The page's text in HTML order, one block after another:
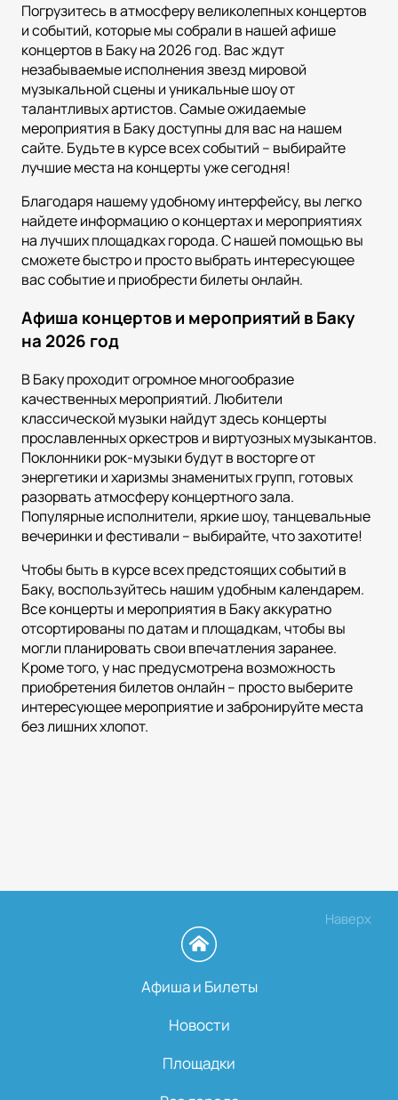
Погрузитесь в атмосферу великолепных концертов
и событий, которые мы собрали в нашей афише
концертов в Баку на 2026 год. Вас ждут
незабываемые исполнения звезд мировой
музыкальной сцены и уникальные шоу от
талантливых артистов. Самые ожидаемые
мероприятия в Баку доступны для вас на нашем
сайте. Будьте в курсе всех событий – выбирайте
лучшие места на концерты уже сегодня!
Благодаря нашему удобному интерфейсу, вы легко
найдете информацию о концертах и мероприятиях
на лучших площадках города. С нашей помощью вы
сможете быстро и просто выбрать интересующее
вас событие и приобрести билеты онлайн.
Афиша концертов и мероприятий в Баку
на 2026 год
В Баку проходит огромное многообразие
качественных мероприятий. Любители
классической музыки найдут здесь концерты
прославленных оркестров и виртуозных музыкантов.
Поклонники рок-музыки будут в восторге от
энергетики и харизмы знаменитых групп, готовых
разорвать атмосферу концертного зала.
Популярные исполнители, яркие шоу, танцевальные
вечеринки и фестивали – выбирайте, что захотите!
Чтобы быть в курсе всех предстоящих событий в
Баку, воспользуйтесь нашим удобным календарем.
Все концерты и мероприятия в Баку аккуратно
отсортированы по датам и площадкам, чтобы вы
могли планировать свои впечатления заранее.
Кроме того, у нас предусмотрена возможность
приобретения билетов онлайн – просто выберите
интересующее мероприятие и забронируйте места
без лишних хлопот.
Наверх
Афиша и Билеты
Новости
Площадки